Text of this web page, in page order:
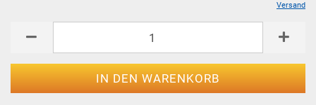
Versand